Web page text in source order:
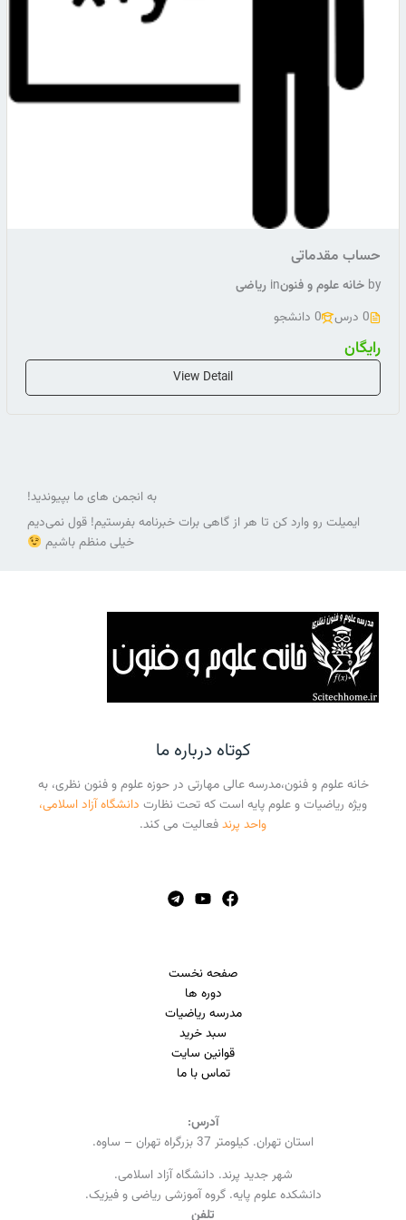
حساب مقدماتی
by خانه علوم و فنونin ریاضی
0 درس
0 دانشجو
رایگان
View Detail
به انجمن های ما بپیوندید!
ایمیلت رو وارد کن تا هر از گاهی برات خبرنامه بفرستیم! قول نمی‌دیم
خیلی منظم باشیم
کوتاه درباره ما
خانه علوم و فنون،مدرسه عالی مهارتی در حوزه علوم و فنون نظری، به
ویژه ریاضیات و علوم پایه است که تحت نظارتدانشگاه آزاد اسلامی،
واحد پرندفعالیت می کند.
صفحه نخست
دوره ها
مدرسه ریاضیات
سبد خرید
قوانین سایت
تماس با ما
آدرس:
استان تهران. کیلومتر 37 بزرگراه تهران – ساوه.
شهر جدید پرند. دانشگاه آزاد اسلامی.
دانشکده علوم پایه. گروه آموزشی ریاضی و فیزیک.
تلفن